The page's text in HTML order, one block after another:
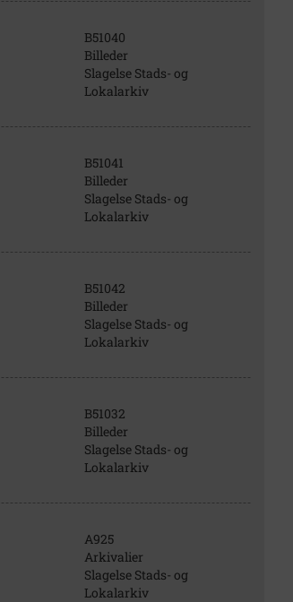
B51040
Billeder
Slagelse Stads- og
Lokalarkiv
B51041
Billeder
Slagelse Stads- og
Lokalarkiv
B51042
Billeder
Slagelse Stads- og
Lokalarkiv
B51032
Billeder
Slagelse Stads- og
Lokalarkiv
A925
Arkivalier
Slagelse Stads- og
Lokalarkiv